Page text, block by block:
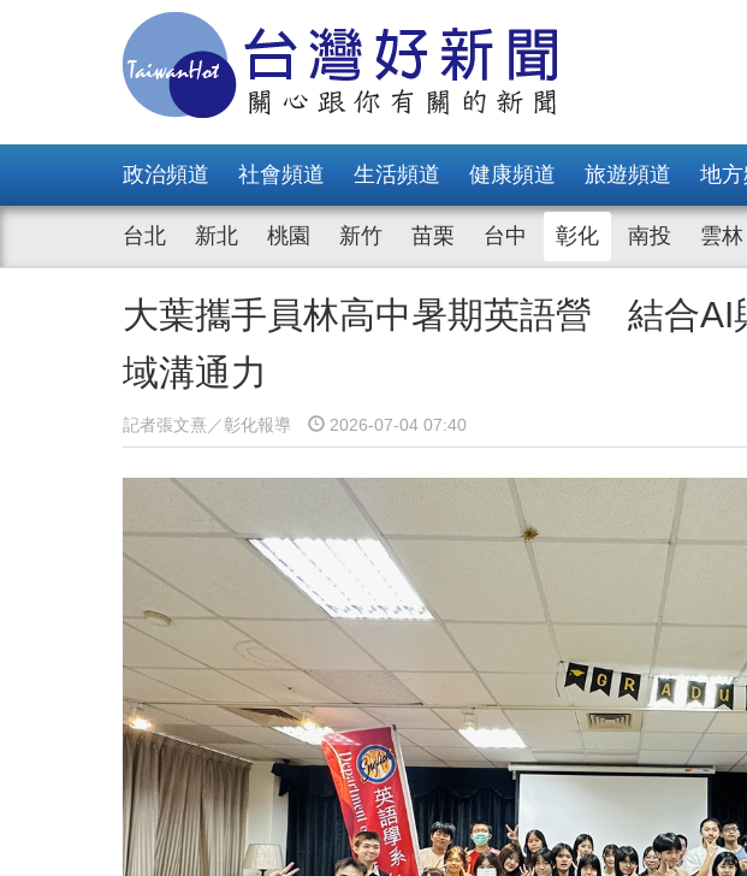
政治頻道 社會頻道 生活頻道 健康頻道 旅遊頻道 地
台北 新北 桃園 新竹 苗栗 台中 彰化 南投 雲林
大葉攜手員林高中暑期英語營 結合
域溝通力
記者張文熹／彰化報導 2026-07-04 07:40